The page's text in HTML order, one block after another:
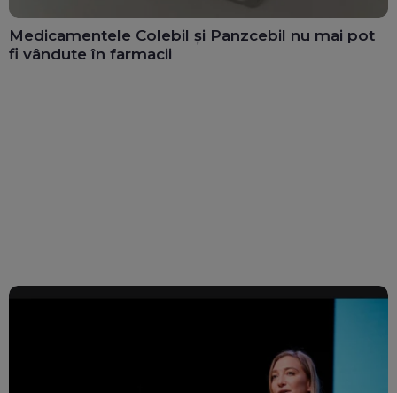
Medicamentele Colebil și Panzcebil nu mai pot
fi vândute în farmacii